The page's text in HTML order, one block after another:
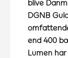
blive
DGNB
end 400
Lumen